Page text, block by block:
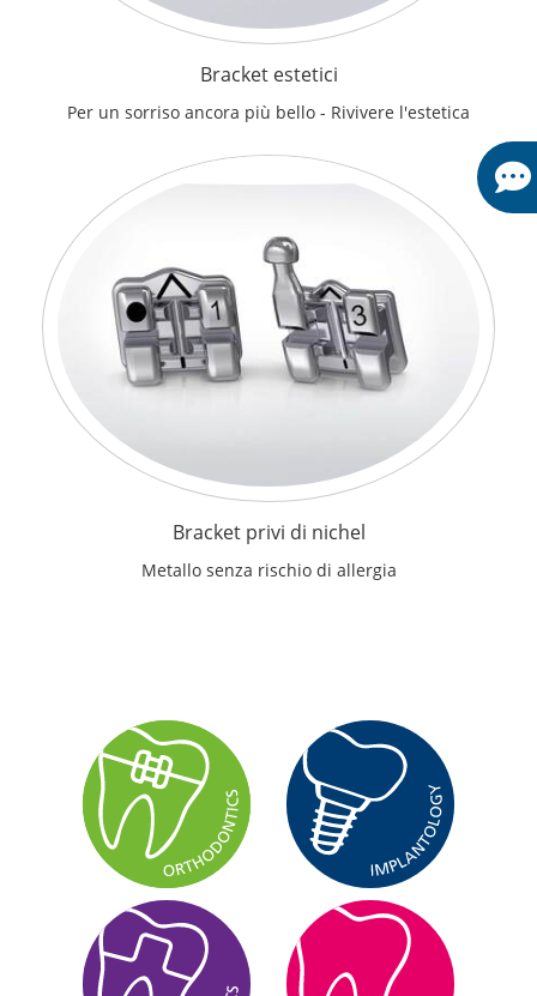
Bracket estetici
Per un sorriso ancora più bello - Rivivere l'estetica
Bracket privi di nichel
Metallo senza rischio di allergia